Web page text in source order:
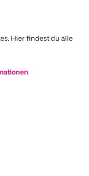
Hier findest du alle